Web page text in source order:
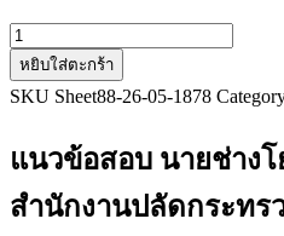
จำนวน
แนว
ข้อสอบ
ช่าง
โยธา
ปฏิบัติ
หยิบใส่ตะกร้า
SKU Sheet88-26-05-1878
แนวข้อสอบ นายช่าง
สำนักงานปลัดกระทร